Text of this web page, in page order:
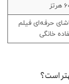
حرفه‌ای فیلم
خانگی